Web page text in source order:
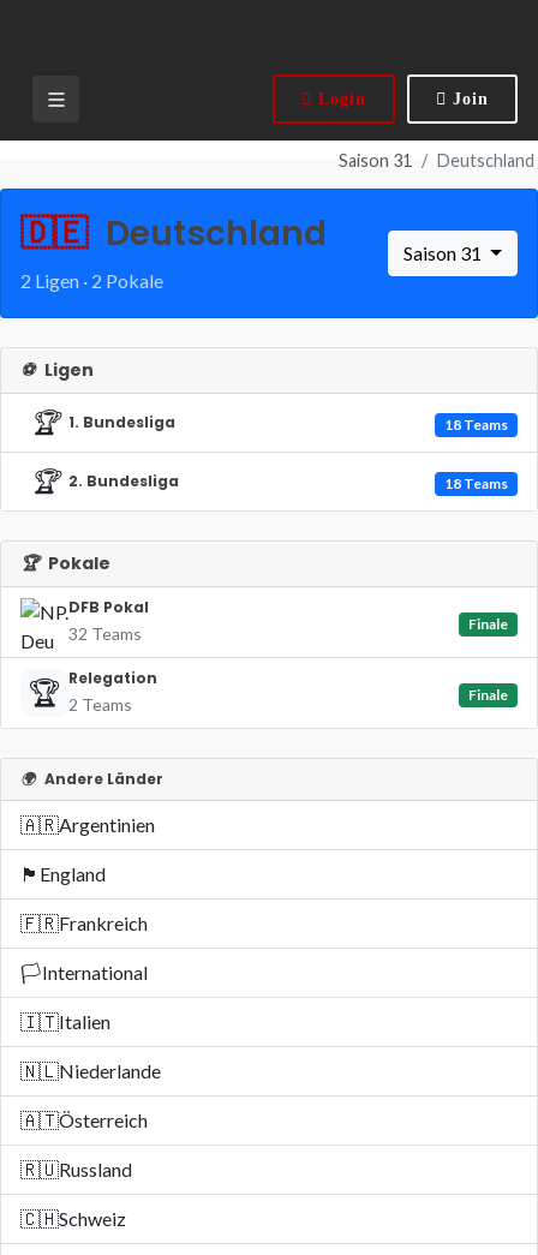
Login Join
Saison 31 Deutschland
🇩🇪 Deutschland
2 Ligen · 2 Pokale
Saison 31
⚽ Ligen
🏆 1. Bundesliga 18 Teams
🏆 2. Bundesliga 18 Teams
🏆 Pokale
DFB Pokal
32 Teams
Finale
🏆 Relegation
2 Teams
Finale
🌍 Andere Länder
🇦🇷Argentinien
🏴󠁧󠁢󠁥󠁮󠁧󠁿 England
🇫🇷Frankreich
🏳️International
🇮🇹Italien
🇳🇱Niederlande
🇦🇹Österreich
🇷🇺Russland
🇨🇭Schweiz